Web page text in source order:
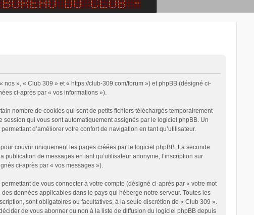
», « Club 309 » et « https://club-309.com/forum ») et phpBB (désigné ci-
ci-après par « vos informations »).
nombre de cookies qui sont de petits fichiers téléchargés temporairement
qui vous sont automatiquement assignés par le logiciel phpBB. Un
d’améliorer votre confort de navigation en tant qu’utilisateur.
couvrir uniquement les pages créées par le logiciel phpBB. La seconde
de messages en tant qu’utilisateur anonyme, l’inscription sur
ci-après par « vos messages »).
de vous connecter à votre compte (désigné ci-après par « votre mot
données applicables dans le pays qui héberge notre serveur. Toutes les
sont obligatoires ou facultatives, à la seule discrétion de « Club 309 ».
de vous abonner ou non à la liste de diffusion du logiciel phpBB depuis